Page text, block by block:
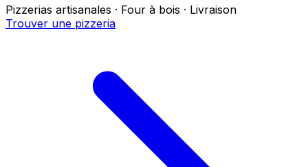
Pizzerias artisanales · Four à bois · Livraison
Trouver une pizzeria